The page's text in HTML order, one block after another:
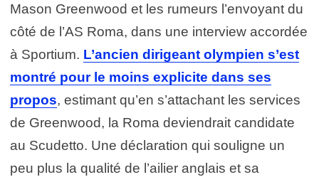
Mason Greenwood et les rumeurs l’envoyant du
côté de l’AS Roma, dans une interview accordée
à Sportium. L’ancien dirigeant olympien s’est
montré pour le moins explicite dans ses
propos, estimant qu’en s’attachant les services
de Greenwood, la Roma deviendrait candidate
au Scudetto. Une déclaration qui souligne un
peu plus la qualité de l’ailier anglais et sa